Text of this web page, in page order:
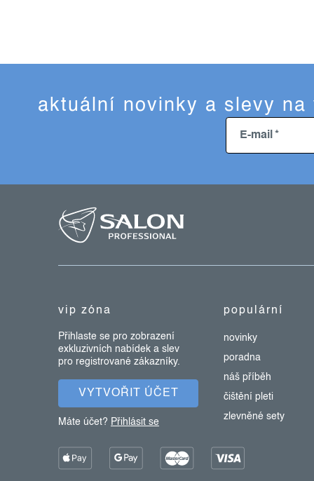
aktuální novinky a slevy na
E-mail
vip zóna
Přihlaste se pro zobrazení
exkluzivních nabídek a slev
pro registrované zákazníky.
VYTVOŘIT ÚČET
Máte účet? Přihlásit se
populární
novinky
poradna
náš příběh
čištění pleti
zlevněné sety